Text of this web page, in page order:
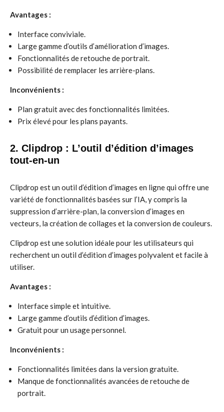
Avantages :
Interface conviviale.
Large gamme d’outils d’amélioration d’images.
Fonctionnalités de retouche de portrait.
Possibilité de remplacer les arrière-plans.
Inconvénients :
Plan gratuit avec des fonctionnalités limitées.
Prix élevé pour les plans payants.
2. Clipdrop : L’outil d’édition d’images
tout-en-un
Clipdrop est un outil d’édition d’images en ligne qui offre une
variété de fonctionnalités basées sur l’IA, y compris la
suppression d’arrière-plan, la conversion d’images en
vecteurs, la création de collages et la conversion de couleurs.
Clipdrop est une solution idéale pour les utilisateurs qui
recherchent un outil d’édition d’images polyvalent et facile à
utiliser.
Avantages :
Interface simple et intuitive.
Large gamme d’outils d’édition d’images.
Gratuit pour un usage personnel.
Inconvénients :
Fonctionnalités limitées dans la version gratuite.
Manque de fonctionnalités avancées de retouche de
portrait.